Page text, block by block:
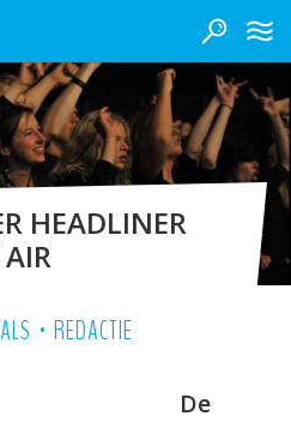
HEADLINER
• REDACTIE
De